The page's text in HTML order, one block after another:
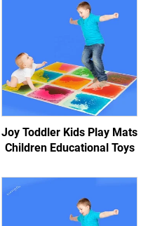
Joy Toddler Kids Play Mats
Children Educational Toys
Sensory Liquid Tiles